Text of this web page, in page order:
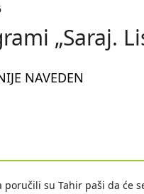
„Saraj.
NAVEDEN
su Tahir paši da će